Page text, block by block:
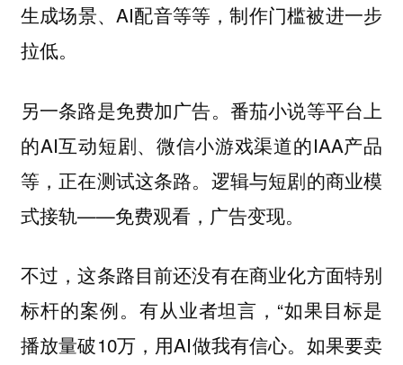
生成场景、AI配音等等，制作门槛被进一步
拉低。
另一条路是免费加广告。番茄小说等平台上
的AI互动短剧、微信小游戏渠道的IAA产品
等，正在测试这条路。逻辑与短剧的商业模
式接轨——免费观看，广告变现。
不过，这条路目前还没有在商业化方面特别
标杆的案例。有从业者坦言，“如果目标是
播放量破10万，用AI做我有信心。如果要卖